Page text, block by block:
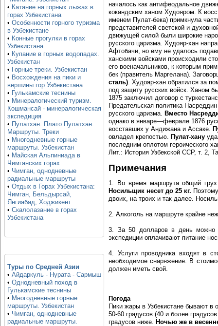
• Катание на горных лыжах в
горах Узбекистана
• Особенности горного туризма
в Узбекистане
• Конные прогулки в горах
Узбекистана
• Купание в горных водопадах.
Узбекистан
• Горные треки. Узбекистан
• Восхождения на пики и
вершины гор Узбекистана
• Гулькамские теснины
• Минералогический туризм.
Кошмансай - минералогическая
экспедиция
• Пулатхан. Плато Пулатхан.
Маршруты. Треки
• Многодневные горные
маршруты. Узбекистан
• Майская Альпиниада в
Чимганских горах
• Чимган, однодневные
радиальные маршруты
• Отдых в Горах Узбекистана:
Чимган, Бельдырсай,
Янгиабад, Ходжикент
• Скалолазание в горах
Узбекистана
Туры по Средней Азии
• Айдаркуль - Нурата - Сармыш
• Однодневный поход в
Гулькамские теснины
• Многодневные горные
маршруты. Узбекистан
• Чимган, однодневные
радиальные маршруты.
началось как антифеодальное
кокандским ханом Худояром. К
именем Пулат-бека) примкнула
представителей светской и
движущей силой были широкие
русского царизма. Худояр-хан
Афтобачи, но ему не удалось
ханскими войсками происходили
его военачальников, к которым
бек (правитель Маргелана).
сталь) . Худояр-хан обратился за
под защиту русских войск. Ханом
1875 заключил договор с
Предательская политика
русского царизма.
Вместо
однако в январе—феврале 1876
восставших у Андижана и Ассаке.
овладел крепостью.
Пулат-хану
последним оплотом героического
Лит.: История Узбекской ССР, т. 2,
Примечания
1. Во время маршрута общий груз
Носильщик несет до 25 кг.
двоих, на троих и так далее.
2. Алкоголь на маршруте крайне
3. За 50 долларов в день можно
экспедиции оплачивают питание
4. Услуги проводника входят в
необходимое снаряжение. В
должен иметь свой.
Погода
Пики жары в Узбекистане бывают в
50-60 градусов (40 и более
градусов ниже. Ночью же в